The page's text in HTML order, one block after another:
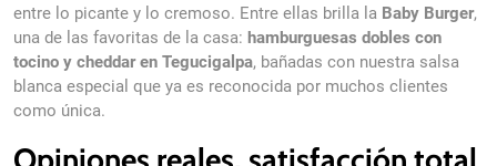
entre lo picante y lo cremoso. Entre ellas brilla la Baby Burger,
una de las favoritas de la casa: hamburguesas dobles con
tocino y cheddar en Tegucigalpa, bañadas con nuestra salsa
blanca especial que ya es reconocida por muchos clientes
como única.